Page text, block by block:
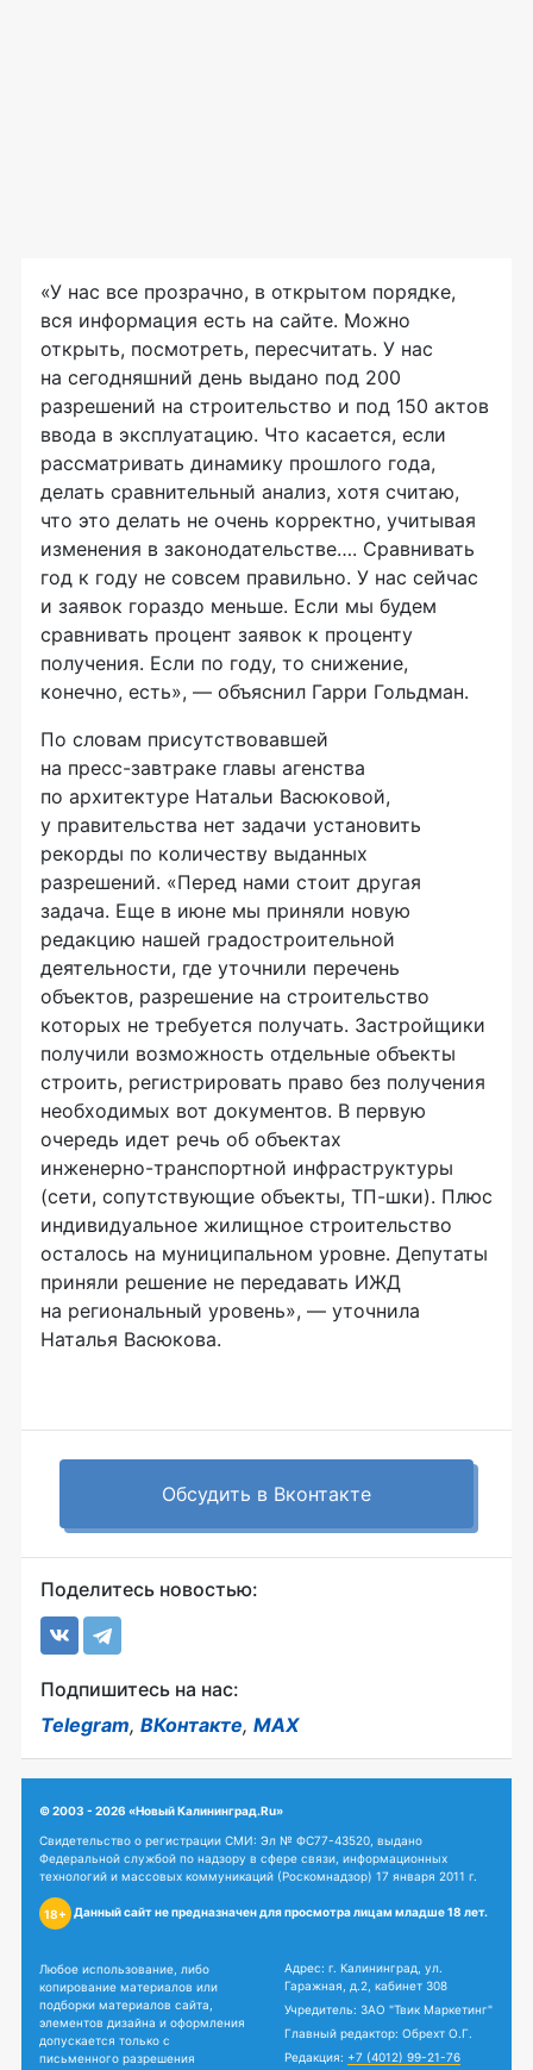
«У нас все прозрачно, в открытом порядке,
вся информация есть на сайте. Можно
открыть, посмотреть, пересчитать. У нас
на сегодняшний день выдано под 200
разрешений на строительство и под 150 актов
ввода в эксплуатацию. Что касается, если
рассматривать динамику прошлого года,
делать сравнительный анализ, хотя считаю,
что это делать не очень корректно, учитывая
изменения в законодательстве…. Сравнивать
год к году не совсем правильно. У нас сейчас
и заявок гораздо меньше. Если мы будем
сравнивать процент заявок к проценту
получения. Если по году, то снижение,
конечно, есть», — объяснил Гарри Гольдман.
По словам присутствовавшей
на пресс-завтраке главы агенства
по архитектуре Натальи Васюковой,
у правительства нет задачи установить
рекорды по количеству выданных
разрешений. «Перед нами стоит другая
задача. Еще в июне мы приняли новую
редакцию нашей градостроительной
деятельности, где уточнили перечень
объектов, разрешение на строительство
которых не требуется получать. Застройщики
получили возможность отдельные объекты
строить, регистрировать право без получения
необходимых вот документов. В первую
очередь идет речь об объектах
инженерно-транспортной инфраструктуры
(сети, сопутствующие объекты, ТП-шки). Плюс
индивидуальное жилищное строительство
осталось на муниципальном уровне. Депутаты
приняли решение не передавать ИЖД
на региональный уровень», — уточнила
Наталья Васюкова.
Обсудить в Вконтакте
Поделитесь новостью:
Подпишитесь на нас:
Telegram, ВКонтакте, MAX
© 2003 - 2026 «Новый Калининград.Ru»
Свидетельство о регистрации СМИ: Эл № ФС77-43520, выдано
Федеральной службой по надзору в сфере связи, информационных
технологий и массовых коммуникаций (Роскомнадзор) 17 января 2011 г.
18+ Данный сайт не предназначен для просмотра лицам младше 18 лет.
Любое использование, либо
копирование материалов или
подборки материалов сайта,
элементов дизайна и оформления
допускается только с
письменного разрешения
Адрес: г. Калининград, ул.
Гаражная, д.2, кабинет 308
Учредитель: ЗАО "Твик Маркетинг"
Главный редактор: Обрехт О.Г.
Редакция: +7 (4012) 99-21-76